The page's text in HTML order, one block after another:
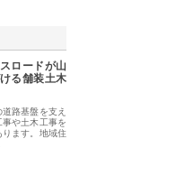
ロードが山
る舗装土木
路基盤を支え
や土木工事を
ます。地域住